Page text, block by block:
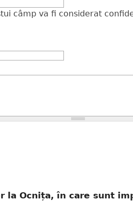
câmp va fi considerat
la Ocnița, în care sunt